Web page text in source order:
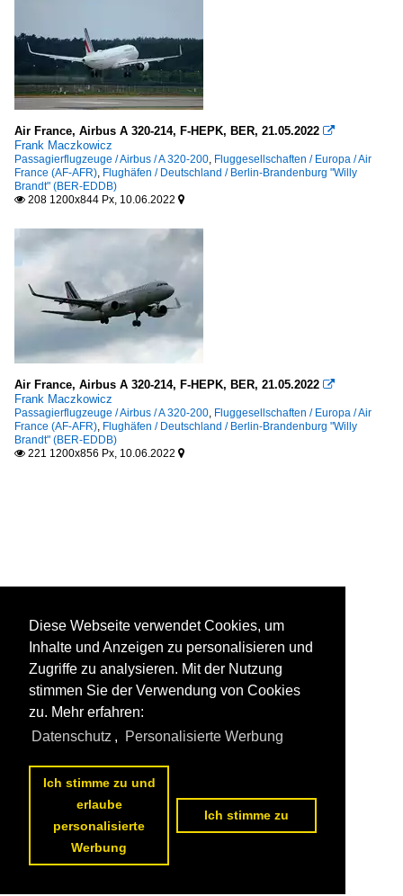
Air France, Airbus A 320-214, F-HEPK, BER, 21.05.2022 
Frank Maczkowicz
Passagierflugzeuge / Airbus / A 320-200, Fluggesellschaften / Europa / Air
France (AF-AFR), Flughäfen / Deutschland / Berlin-Brandenburg "Willy
Brandt" (BER-EDDB)
 208 1200x844 Px, 10.06.2022 
Air France, Airbus A 320-214, F-HEPK, BER, 21.05.2022 
Frank Maczkowicz
Passagierflugzeuge / Airbus / A 320-200, Fluggesellschaften / Europa / Air
France (AF-AFR), Flughäfen / Deutschland / Berlin-Brandenburg "Willy
Brandt" (BER-EDDB)
 221 1200x856 Px, 10.06.2022 
Diese Webseite verwendet Cookies, um
Inhalte und Anzeigen zu personalisieren und
Zugriffe zu analysieren. Mit der Nutzung
stimmen Sie der Verwendung von Cookies
zu. Mehr erfahren:
Datenschutz , Personalisierte Werbung
Ich stimme zu und
erlaube
personalisierte
Werbung
Ich stimme zu